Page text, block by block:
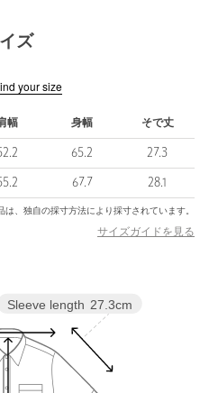
細な透かし柄を表現しました。
わせる奥行きのある柄が特徴
ンプルなカットソーやタンクト
なレイヤードスタイルもおすす
せることで、軽やかな素材感が
ングが完成します。
ズ
your size
幅 身幅 そで丈
65.2 27.3
67.7 28.1
は、独自の採寸方法により採寸されています。
サイズガイドを見る
Sleeve length 27.3cm